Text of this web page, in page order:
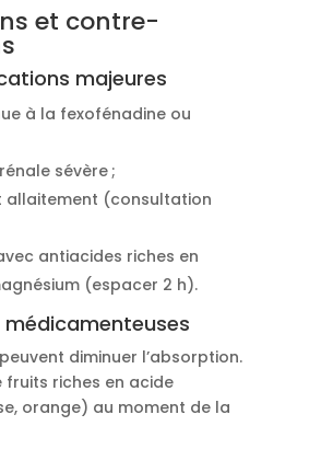
et contre-
majeures
à la fexofénadine ou
sévère ;
allaitement (consultation
antiacides riches en
(espacer 2 h).
diminuer l’absorption.
fruits riches en acide
orange) au moment de la